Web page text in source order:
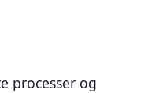
processer og